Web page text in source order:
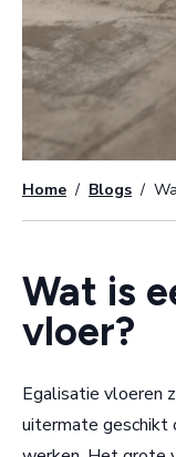
Home / Blogs /
Wat is
vloer?
Egalisatie vloeren
uitermate geschikt